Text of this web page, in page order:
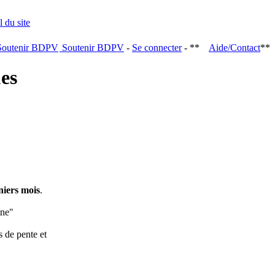
Soutenir BDPV - Se connecter- ** Aide/Contact**
mois.
de pente et